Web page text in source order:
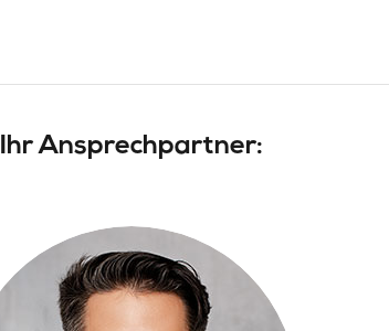
Ihr Ansprechpartner: